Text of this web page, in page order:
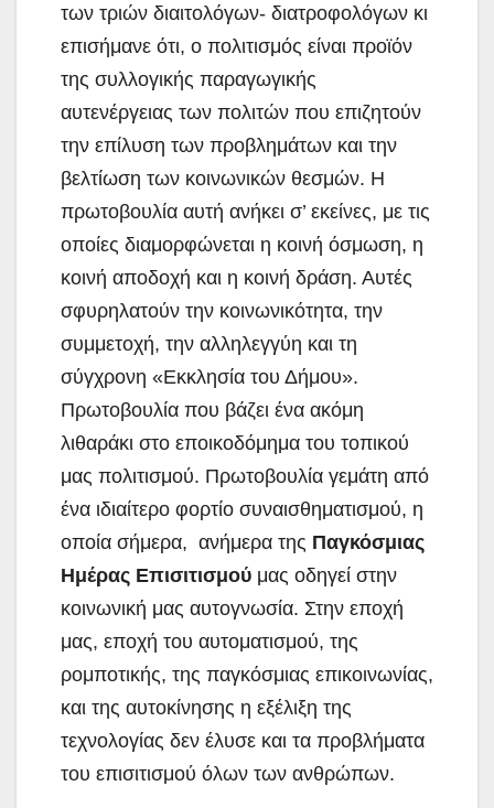
των τριών διαιτολόγων- διατροφολόγων κι
επισήμανε ότι, ο πολιτισμός είναι προϊόν
της συλλογικής παραγωγικής
αυτενέργειας των πολιτών που επιζητούν
την επίλυση των προβλημάτων και την
βελτίωση των κοινωνικών θεσμών. Η
πρωτοβουλία αυτή ανήκει σ’ εκείνες, με τις
οποίες διαμορφώνεται η κοινή όσμωση, η
κοινή αποδοχή και η κοινή δράση. Αυτές
σφυρηλατούν την κοινωνικότητα, την
συμμετοχή, την αλληλεγγύη και τη
σύγχρονη «Εκκλησία του Δήμου».
Πρωτοβουλία που βάζει ένα ακόμη
λιθαράκι στο εποικοδόμημα του τοπικού
μας πολιτισμού. Πρωτοβουλία γεμάτη από
ένα ιδιαίτερο φορτίο συναισθηματισμού, η
οποία σήμερα, ανήμερα της Παγκόσμιας
Ημέρας Επισιτισμού μας οδηγεί στην
κοινωνική μας αυτογνωσία. Στην εποχή
μας, εποχή του αυτοματισμού, της
ρομποτικής, της παγκόσμιας επικοινωνίας,
και της αυτοκίνησης η εξέλιξη της
τεχνολογίας δεν έλυσε και τα προβλήματα
του επισιτισμού όλων των ανθρώπων.